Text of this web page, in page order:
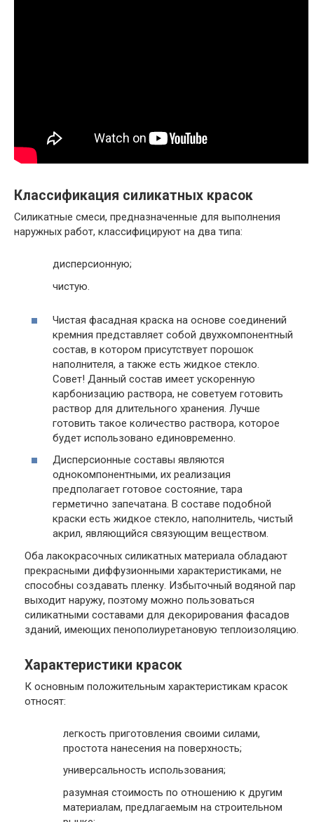
Классификация силикатных красок
Силикатные смеси, предназначенные для выполнения
наружных работ, классифицируют на два типа:
дисперсионную;
чистую.
Чистая фасадная краска на основе соединений
кремния представляет собой двухкомпонентный
состав, в котором присутствует порошок
наполнителя, а также есть жидкое стекло.
Совет! Данный состав имеет ускоренную
карбонизацию раствора, не советуем готовить
раствор для длительного хранения. Лучше
готовить такое количество раствора, которое
будет использовано единовременно.
Дисперсионные составы являются
однокомпонентными, их реализация
предполагает готовое состояние, тара
герметично запечатана. В составе подобной
краски есть жидкое стекло, наполнитель, чистый
акрил, являющийся связующим веществом.
Оба лакокрасочных силикатных материала обладают
прекрасными диффузионными характеристиками, не
способны создавать пленку. Избыточный водяной пар
выходит наружу, поэтому можно пользоваться
силикатными составами для декорирования фасадов
зданий, имеющих пенополиуретановую теплоизоляцию.
Характеристики красок
К основным положительным характеристикам красок
относят:
легкость приготовления своими силами,
простота нанесения на поверхность;
универсальность использования;
разумная стоимость по отношению к другим
материалам, предлагаемым на строительном